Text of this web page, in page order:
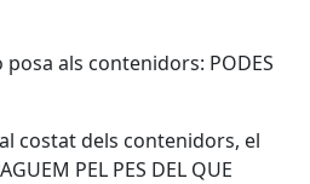
als contenidors: PODES
costat dels contenidors, el
PEL PES DEL QUE